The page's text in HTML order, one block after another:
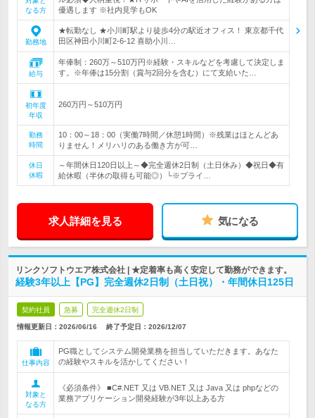
なる方
優遇します ※社内見学もOK
勤務地
★転勤なし ★小川町駅より徒歩4分の駅近オフィス！ 東京都千代
田区神田小川町2-6-12 喜助小川…
給与
年俸制：260万～510万円※経験・スキルなどを考慮して決定しま
す。※年俸は15分割（賞与2回分を含む）にて支給いた…
初年度
年収
260万円～510万円
勤務
時間
10：00～18：00（実働7時間／休憩1時間）※残業はほとんどあ
りません！メリハリのある働き方が可…
休日
休暇
～年間休日120日以上～◆完全週休2日制（土日休み）◆祝日◆有
給休暇（半休の取得も可能◎）└※プライ…
求人詳細を見る 気になる
リンクソフトウエア株式会社 | ★定着率も高く安定して勤務ができます。
経験3年以上【PG】完全週休2日制（土日祝）・年間休日125日
契約社員 急募 完全週休2日制
情報更新日：2026/06/16 終了予定日： 2026/12/07
仕事内容
PG職としてシステム開発業務を担当していただきます。あなた
の経験やスキルを活かしてください！
対象と
なる方
《必須条件》 ■C#.NET 又は VB.NET 又は Java 又は phpなどの
業務アプリケーション開発経験が3年以上ある方